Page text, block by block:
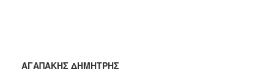
ΑΓΑΠΑΚΗΣ ΔΗΜΗΤΡΗΣ